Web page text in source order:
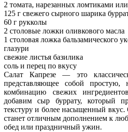
2 томата, нарезанных ломтиками
125 г свежего сырного шарика
60 г рукколы
2 столовые ложки оливкового масла
1 столовая ложка бальзамического
глазури
свежие листья базилика
соль и перец по вкусу
Салат Капрезе — это
представляющее собой простую,
комбинацию свежих
добавим сыр буррату, который
текстуру и более насыщенный вкус.
станет отличным дополнением к
обед или праздничный ужин.